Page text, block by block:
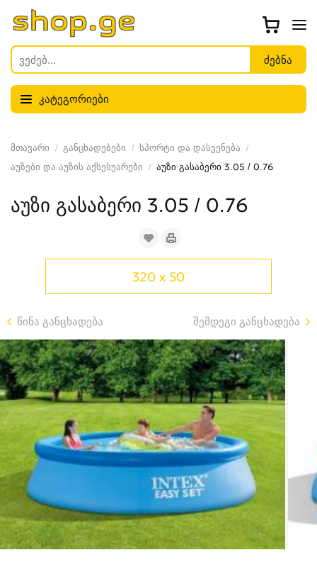
კატეგორიები
მთავარი განცხადებები
სპორტი და დასვენება
აუზები და აუზის აქსესუარები
აუზი გასაბერი 3.05 / 0.76
აუზი გასაბერი 3.05 / 0.76
320 x 50
წინა განცხადება შემდეგი განცხადება